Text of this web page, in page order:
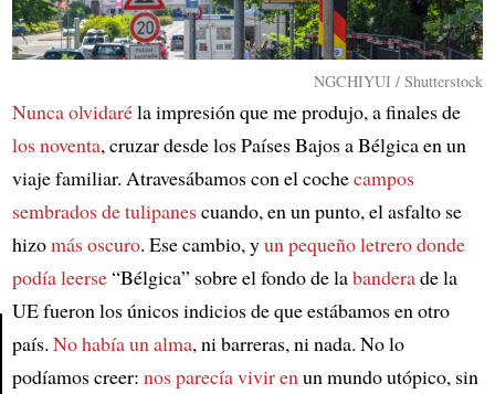
Article
NGCHIYUI / Shutterstock
Nunca olvidaréla impresión que me produjo, a finales de
los noventa, cruzar desde los Países Bajos a Bélgica en un
viaje familiar. Atravesábamos con el cochecampos
sembrados de tulipanescuando, en un punto, el asfalto se
hizomás oscuro. Ese cambio, yun pequeño letrero donde
podía leerse“Bélgica” sobre el fondo de labanderade la
UE fueron los únicos indicios de que estábamos en otro
país. No había un alma, ni barreras, ni nada. No lo
podíamos creer: nos parecía vivir enun mundo utópico, sin